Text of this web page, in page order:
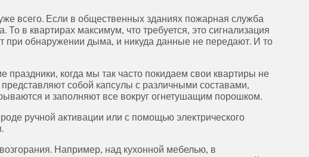
всего. Если в общественных зданиях пожарная служба
в квартирах максимум, что требуется, это сигнализация
при обнаружении дыма, и никуда данные не передают. И то
когда мы так часто покидаем свои квартиры не
собой капсулы с различными составами,
и заполняют все вокруг огнетушащим порошком.
ручной активации или с помощью электрического
Например, над кухонной мебелью, в